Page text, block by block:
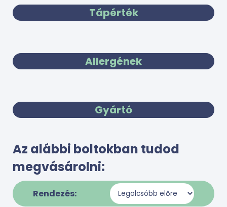
Tápérték
Allergének
Gyártó
Az alábbi boltokban tudod
megvásárolni:
Rendezés: